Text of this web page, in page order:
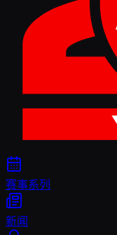
赛事系列
新闻